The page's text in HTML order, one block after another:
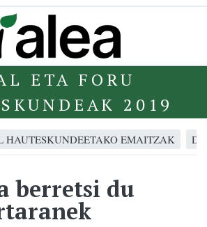
ETA FORU
2019
HAUTESKUNDEETAKO EMAITZAK
berretsi du